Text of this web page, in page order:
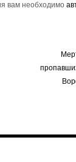
вам необходимо